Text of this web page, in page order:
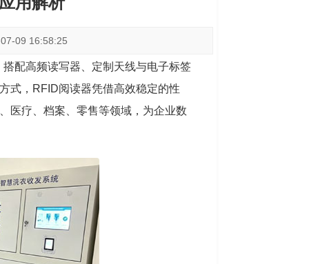
09 16:58:25
配高频读写器、定制天线与电子标签
式，RFID阅读器凭借高效稳定的性
医疗、档案、零售等领域，为企业数